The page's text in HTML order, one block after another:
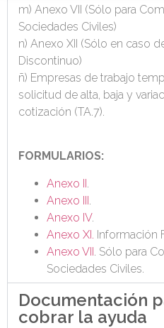
m) Anexo VII (Sólo para
Sociedades Civiles)
n) Anexo XII (Sólo en caso
Discontinuo)
ñ) Empresas de trabajo
solicitud de alta, baja y
cotización (TA.7).
FORMULARIOS:
Anexo II
Anexo III
Anexo IV.
Anexo XI. Información
Anexo VII . Sólo para
Sociedades Civiles.
Documentación
cobrar la ayuda